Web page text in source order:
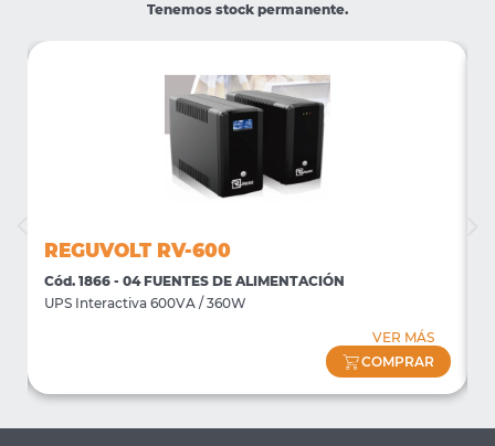
Tenemos stock permanente.
REGUVOLT RV-600
Cód. 1866 - 04 FUENTES DE ALIMENTACIÓN
UPS Interactiva 600VA / 360W
VER MÁS
COMPRAR